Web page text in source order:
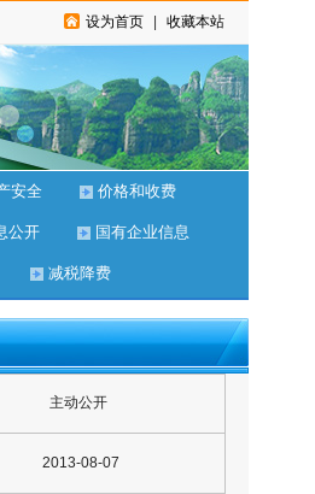
设为首页 收藏本站
安全 价格和收费
公开 国有企业信息
减税降费
主动公开
2013-08-07